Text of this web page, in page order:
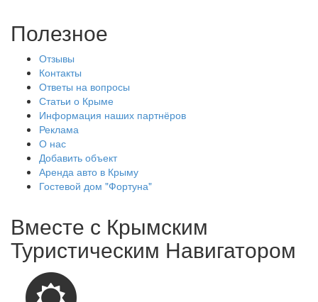
Полезное
Отзывы
Контакты
Ответы на вопросы
Статьи о Крыме
Информация наших партнёров
Реклама
О нас
Добавить объект
Аренда авто в Крыму
Гостевой дом "Фортуна"
Вместе с Крымским
Туристическим Навигатором